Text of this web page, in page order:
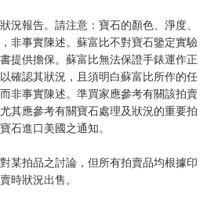
況報告。請注意：寶石的顏色、淨度、
非事實陳述。蘇富比不對寶石鑒定實驗
提供擔保。蘇富比無法保證手錶運作正
確認其狀況，且須明白蘇富比所作的任
非事實陳述。準買家應參考有關該拍賣
其應參考有關寶石處理及狀況的重要拍
石進口美國之通知。
某拍品之討論，但所有拍賣品均根據印
時狀況出售。